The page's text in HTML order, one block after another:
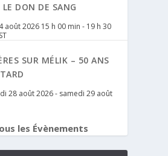
LE DON DE SANG
août 2026 15 h 00 min - 19 h 30
SUR MÉLIK – 50 ANS
28 août 2026- samedi 29 août
les Évènements